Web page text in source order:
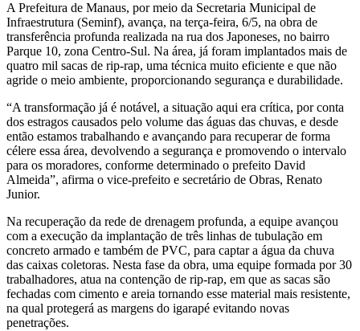
A Prefeitura de Manaus, por meio da Secretaria Municipal de
Infraestrutura (Seminf), avança, na terça-feira, 6/5, na obra de
transferência profunda realizada na rua dos Japoneses, no bairro
Parque 10, zona Centro-Sul. Na área, já foram implantados mais de
quatro mil sacas de rip-rap, uma técnica muito eficiente e que não
agride o meio ambiente, proporcionando segurança e durabilidade.
“A transformação já é notável, a situação aqui era crítica, por conta
dos estragos causados pelo volume das águas das chuvas, e desde
então estamos trabalhando e avançando para recuperar de forma
célere essa área, devolvendo a segurança e promovendo o intervalo
para os moradores, conforme determinado o prefeito David
Almeida”, afirma o vice-prefeito e secretário de Obras, Renato
Junior.
Na recuperação da rede de drenagem profunda, a equipe avançou
com a execução da implantação de três linhas de tubulação em
concreto armado e também de PVC, para captar a água da chuva
das caixas coletoras. Nesta fase da obra, uma equipe formada por 30
trabalhadores, atua na contenção de rip-rap, em que as sacas são
fechadas com cimento e areia tornando esse material mais resistente,
na qual protegerá as margens do igarapé evitando novas
penetrações.